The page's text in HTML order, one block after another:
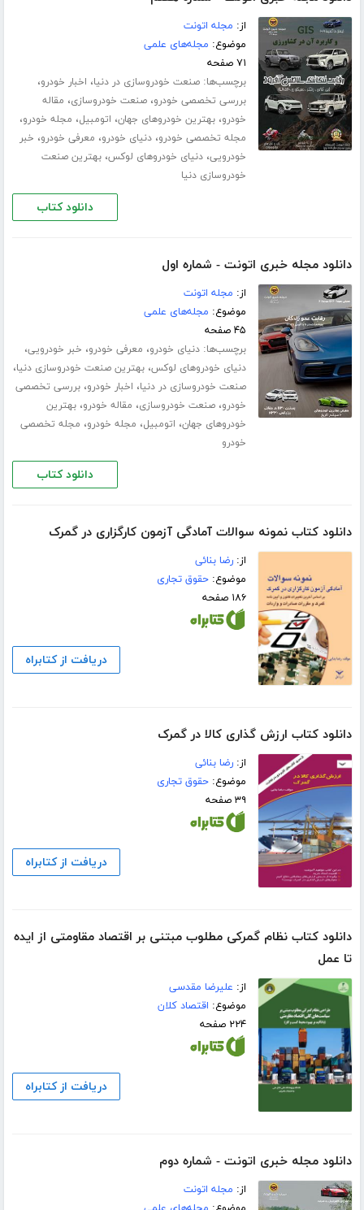
از: مجله اتونت
موضوع: مجله‌های علمی
۷۱ صفحه
برچسب‌ها:صنعت خودروسازی در دنیا، اخبار خودرو،
بررسی تخصصی خودرو،صنعت خودروسازی، مقاله
خودرو،بهترین خودروهای جهان، اتومبیل، مجله خودرو،
مجله تخصصی خودرو،دنیای خودرو، معرفی خودرو، خبر
خودرویی،دنیای خودروهای لوکس،بهترین صنعت
خودروسازی دنیا
دانلود کتاب
دانلود مجله خبری اتونت - شماره اول
از: مجله اتونت
موضوع: مجله‌های علمی
۴۵ صفحه
برچسب‌ها:دنیای خودرو، معرفی خودرو، خبر خودرویی،
دنیای خودروهای لوکس،بهترین صنعت خودروسازی دنیا،
صنعت خودروسازی در دنیا، اخبار خودرو،بررسی تخصصی
خودرو،صنعت خودروسازی، مقاله خودرو،بهترین
خودروهای جهان، اتومبیل، مجله خودرو، مجله تخصصی
خودرو
دانلود کتاب
دانلود کتاب نمونه سوالات آمادگی آزمون کارگزاری در گمرک
از:رضا بنائی
موضوع:حقوق تجاری
۱۸۶ صفحه
دریافت از کتابراه
دانلود کتاب ارزش گذاری کالا در گمرک
از:رضا بنائی
موضوع:حقوق تجاری
۳۹ صفحه
دریافت از کتابراه
دانلود کتاب نظام گمرکی مطلوب مبتنی بر اقتصاد مقاومتی از ایده
تا عمل
از: علیرضا مقدسی
موضوع: اقتصاد کلان
۲۲۴ صفحه
دریافت از کتابراه
دانلود مجله خبری اتونت - شماره دوم
از: مجله اتونت